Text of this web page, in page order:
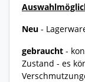
Neu -
gebraucht -
Zustand - es